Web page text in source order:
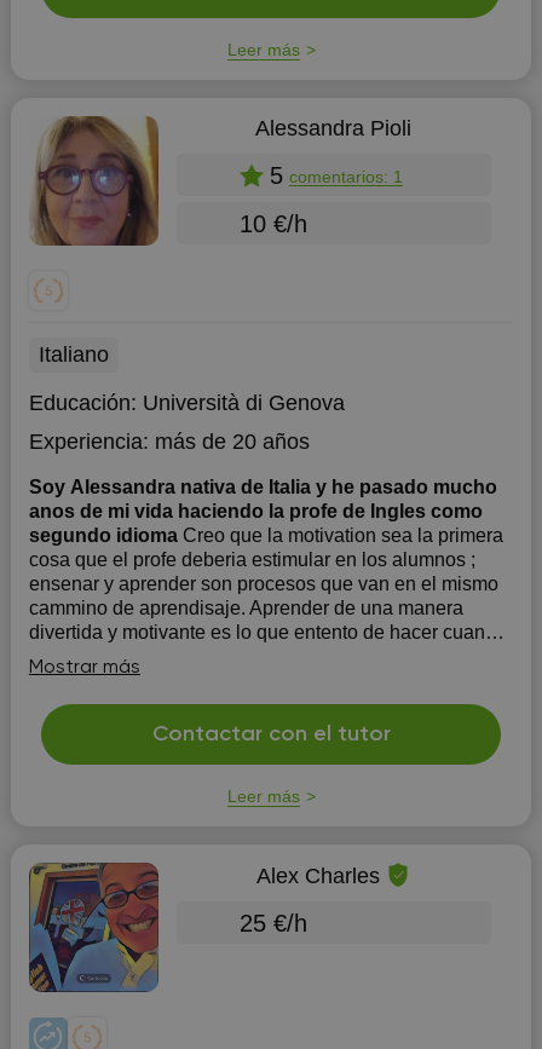
Leer más
Alessandra Pioli
5 comentarios: 1
10 €/h
Italiano
Educación: Università di Genova
Experiencia: más de 20 años
Soy Alessandra nativa de Italia y he pasado mucho
anos de mi vida haciendo la profe de Ingles como
segundo idioma Creo que la motivation sea la primera
cosa que el profe deberia estimular en los alumnos ;
ensenar y aprender son procesos que van en el mismo
cammino de aprendisaje. Aprender de una manera
divertida y motivante es lo que entento de hacer cuando
trabajo sea con ninos y con adultos.
Mostrar más
Contactar con el tutor
Leer más
Alex Charles
25 €/h